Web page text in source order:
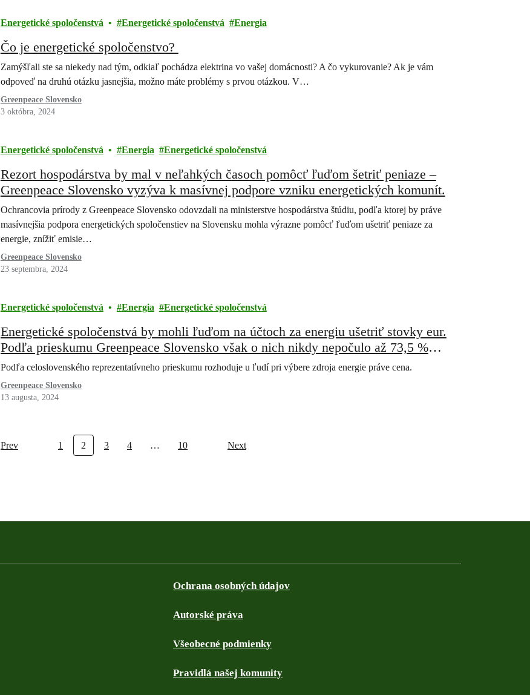
Energetické spoločenstvá Energetické spoločenstvá Energia
Čo je energetické spoločenstvo?
Zamýšľali ste sa niekedy nad tým, odkiaľ pochádza elektrina vo vašej domácnosti? A čo vykurovanie? Ak je vám
odpoveď na druhú otázku jasnejšia, možno máte problémy s prvou otázkou. V…
Greenpeace Slovensko
3 októbra, 2024
Energetické spoločenstvá Energia Energetické spoločenstvá
Rezort hospodárstva by mal v neľahkých časoch pomôcť ľuďom šetriť peniaze –
Greenpeace Slovensko vyzýva k masívnej podpore vzniku energetických komunít.
Ochrancovia prírody z Greenpeace Slovensko odovzdali na ministerstve hospodárstva štúdiu, podľa ktorej by práve
masívnejšia podpora energetických spoločenstiev na Slovensku mohla výrazne pomôcť ľuďom ušetriť peniaze za
energie, znížiť emisie…
Greenpeace Slovensko
23 septembra, 2024
Energetické spoločenstvá Energia Energetické spoločenstvá
Energetické spoločenstvá by mohli ľuďom na účtoch za energiu ušetriť stovky eur.
Podľa prieskumu Greenpeace Slovensko však o nich nikdy nepočulo až 73,5 %
opýtaných
Podľa celoslovenského reprezentatívneho prieskumu rozhoduje u ľudí pri výbere zdroja energie práve cena.
Greenpeace Slovensko
13 augusta, 2024
Prev 1 2 3 4 … 10 Next
Ochrana osobných údajov
Autorské práva
Všeobecné podmienky
Pravidlá našej komunity